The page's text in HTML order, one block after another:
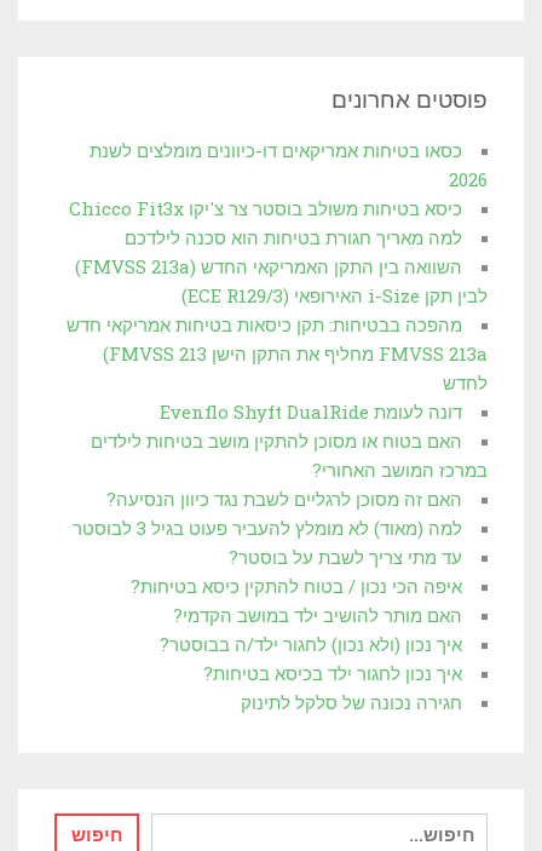
פוסטים אחרונים
כסאו בטיחות אמריקאים דו-כיוונים מומלצים לשנת
2026
כיסא בטיחות משולב בוסטר צר צ'יקו Chicco Fit3x
למה מאריך חגורת בטיחות הוא סכנה לילדכם
השוואה בין התקן האמריקאי החדש (FMVSS 213a)
לבין תקן i-Size האירופאי (3/ECE R129)
מהפכה בבטיחות: תקן כיסאות בטיחות אמריקאי חדש
FMVSS 213a מחליף את התקן הישן FMVSS 213)
לחדש
דונה לעומת Evenflo Shyft DualRide
האם בטוח או מסוכן להתקין מושב בטיחות לילדים
במרכז המושב האחורי?
האם זה מסוכן לרגליים לשבת נגד כיוון הנסיעה?
למה (מאוד) לא מומלץ להעביר פעוט בגיל 3 לבוסטר
עד מתי צריך לשבת על בוסטר?
איפה הכי נכון / בטוח להתקין כיסא בטיחות?
האם מותר להושיב ילד במושב הקדמי?
איך נכון (ולא נכון) לחגור ילד/ה בבוסטר?
איך נכון לחגור ילד בכיסא בטיחות?
חגירה נכונה של סלקל לתינוק
חיפוש
חיפוש